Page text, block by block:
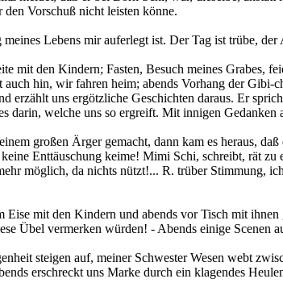
Vorschuß nicht leisten könne.
Lebens mir auferlegt ist. Der Tag ist trübe,
mit den Kindern; Fasten, Besuch meines Grabes,
hin, wir fahren heim; abends Vorhang der Gibi-
erzählt uns ergötzliche Geschichten daraus. Er
darin, welche uns so ergreift. Mit innigen Gedanken
großen Ärger gemacht, dann kam es heraus,
Enttäuschung keime! Mimi Schi, schreibt, rät zu
möglich, da nichts nützt!... R. trüber Stimmung,
Eise mit den Kindern und abends vor Tisch mit
Übel vermerken würden! - Abends einige Scenen
steigen auf, meiner Schwester Wesen webt
erschreckt uns Marke durch ein klagendes